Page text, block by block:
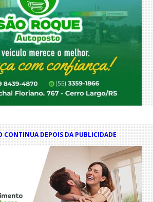
CONTINUA DEPOIS DA PUBLICIDADE